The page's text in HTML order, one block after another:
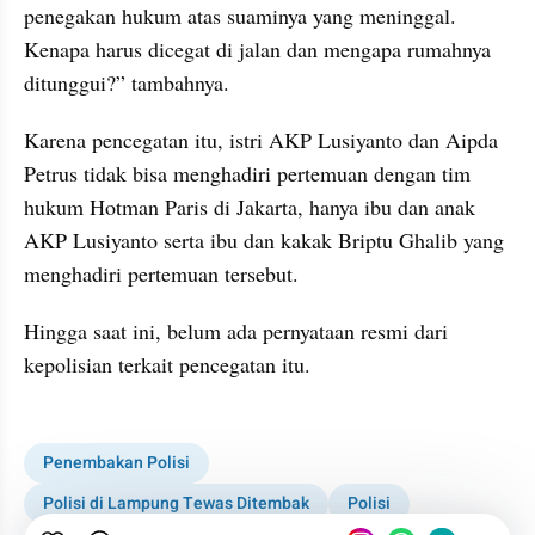
penegakan hukum atas suaminya yang meninggal.
Kenapa harus dicegat di jalan dan mengapa rumahnya
ditunggui?” tambahnya.
Karena pencegatan itu, istri AKP Lusiyanto dan Aipda
Petrus tidak bisa menghadiri pertemuan dengan tim
hukum Hotman Paris di Jakarta, hanya ibu dan anak
AKP Lusiyanto serta ibu dan kakak Briptu Ghalib yang
menghadiri pertemuan tersebut.
Hingga saat ini, belum ada pernyataan resmi dari
kepolisian terkait pencegatan itu.
Penembakan Polisi
Polisi di Lampung Tewas Ditembak
Polisi